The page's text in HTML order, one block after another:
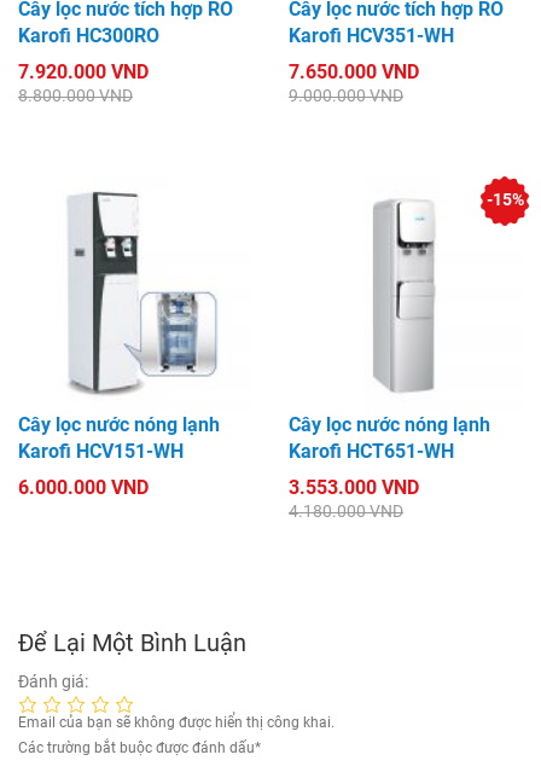
Cây lọc nước tích hợp RO
Karofi HC300RO
7.920.000 VND
8.800.000 VND
Cây lọc nước tích hợp RO
Karofi HCV351-WH
7.650.000 VND
9.000.000 VND
Cây lọc nước nóng lạnh
Karofi HCV151-WH
6.000.000 VND
Cây lọc nước nóng lạnh
Karofi HCT651-WH
3.553.000 VND
4.180.000 VND
-15%
Để Lại Một Bình Luận
Đánh giá:
Email của bạn sẽ không được hiển thị công khai.
Các trường bắt buộc được đánh dấu*